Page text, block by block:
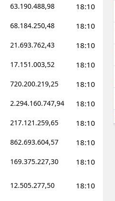
63.190.488,98 18:10
68.184.250,48 18:10
21.693.762,43 18:10
17.151.003,52 18:10
720.200.219,25 18:10
2.294.160.747,94 18:10
217.121.259,65 18:10
862.693.604,57 18:10
169.375.227,30 18:10
12.505.277,50 18:10